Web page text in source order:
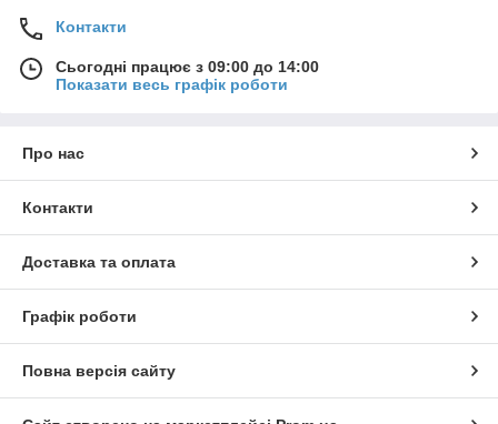
Контакти
Сьогодні працює з 09:00 до 14:00
Показати весь графік роботи
Про нас
Контакти
Доставка та оплата
Графік роботи
Повна версія сайту